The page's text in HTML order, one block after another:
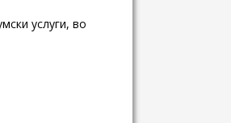
услуги, во